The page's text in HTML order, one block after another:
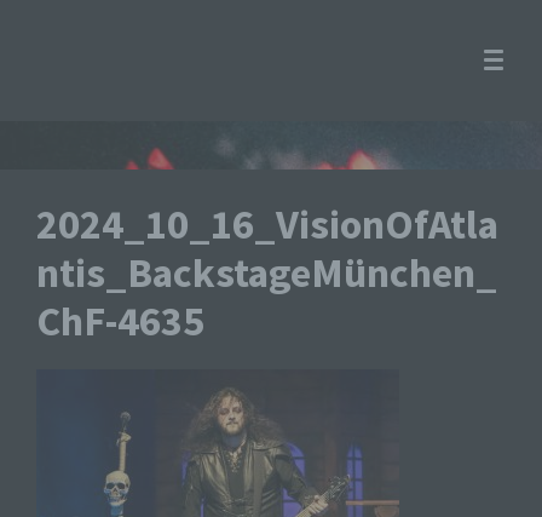
2024_10_16_VisionOfAtla
ntis_BackstageMünchen_
ChF-4635